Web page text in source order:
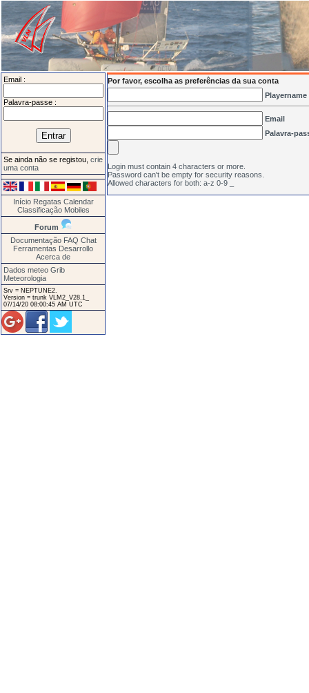
Email :
Palavra-passe :
Se ainda não se registou, crie
uma conta
Início Regatas Calendar
Classificação Mobiles
Forum
Documentação FAQ Chat
Ferramentas Desarrollo
Acerca de
Dados meteo Grib
Meteorologia
Srv = NEPTUNE2.
Version = trunk VLM2_V28.1_
07/14/20 08:00:45 AM UTC
Por favor, escolha as preferências da sua conta
Playername
Email
Palavra-
Login must contain 4 characters or more.
Password can't be empty for security reasons.
Allowed characters for both: a-z 0-9 _